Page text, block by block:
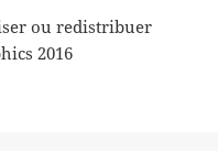
ou redistribuer
2016